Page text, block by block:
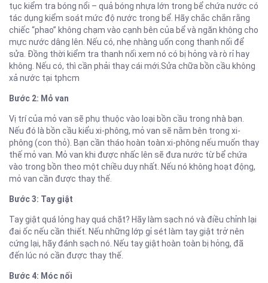
tục kiểm tra bóng nổi – quả bóng nhựa lớn trong bể chứa nước có
tác dụng kiểm soát mức độ nước trong bể. Hãy chắc chắn rằng
chiếc “phao” không chạm vào cạnh bên của bể và ngăn không cho
mực nước dâng lên. Nếu có, nhẹ nhàng uốn cong thanh nối để
sửa. Đồng thời kiểm tra thanh nối xem nó có bị hỏng và rò rỉ hay
không. Nếu có, thì cần phải thay cái mới.Sửa chữa bồn cầu không
xả nước tại tphcm
Bước 2: Mỏ van
Vị trí của mỏ van sẽ phụ thuộc vào loại bồn cầu trong nhà bạn.
Nếu đó là bồn cầu kiểu xi-phông, mỏ van sẽ nằm bên trong xi-
phông (con thỏ). Bạn cần tháo hoàn toàn xi-phông nếu muốn thay
thế mỏ van. Mỏ van khi được nhấc lên sẽ đưa nước từ bể chứa
vào trong bồn theo một chiều duy nhất. Nếu nó không hoạt động,
mỏ van cần được thay thế.
Bước 3: Tay giật
Tay giật quá lỏng hay quá chặt? Hãy làm sạch nó và điều chỉnh lại
đai ốc nếu cần thiết. Nếu những lớp gỉ sét làm tay giật trở nên
cứng lại, hãy đánh sạch nó. Nếu tay giật hoàn toàn bị hỏng, đã
đến lúc nó cần được thay thế.
Bước 4: Móc nối